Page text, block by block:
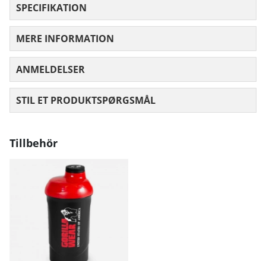
SPECIFIKATION
MERE INFORMATION
ANMELDELSER
STIL ET PRODUKTSPØRGSMÅL
Tillbehör